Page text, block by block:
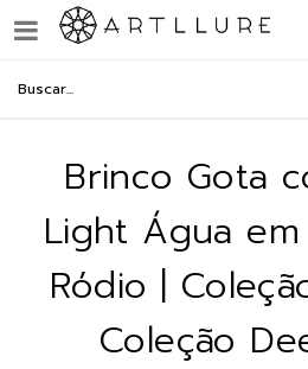
Brinco Gota
Light Água
Ródio |
Coleção